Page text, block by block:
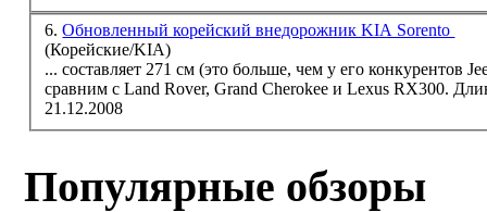
6.Обновленный корейский внедорожник KIA Sorento
(Корейские/KIA)
... составляет 271 см (это больше, чем у его конкурентов
сравним с Land Rover, Grand Cherokee и Lexus RX300.
21.12.2008
Популярные обзоры